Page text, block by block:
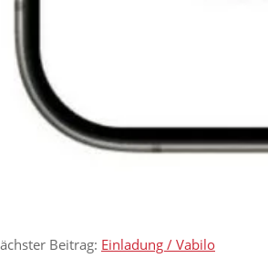
Beitrag: Einladung / Vabilo